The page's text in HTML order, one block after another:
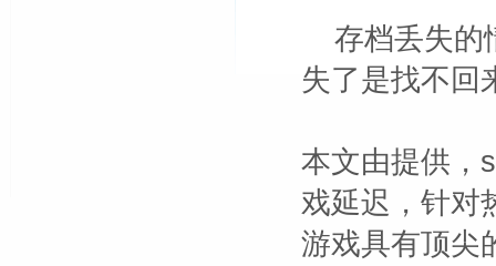
存档丢失的
失了是找不回
本文由提供，
戏延迟，针对
游戏具有顶尖